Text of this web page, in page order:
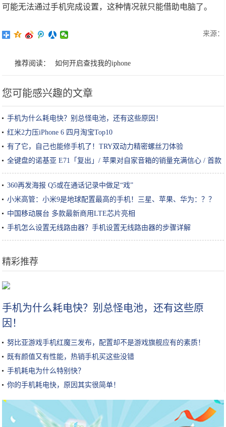
可能无法通过手机完成设置，这种情况就只能借助电脑了。
来源：
推荐阅读： 如何开启查找我的iphone
您可能感兴趣的文章
手机为什么耗电快？别总怪电池，还有这些原因！
红米2力压iPhone 6 四月淘宝Top10
有了它，自己也能修手机了！TRY双动力精密螺丝刀体验
全键盘的诺基亚 E71「复出」/ 苹果对自家音箱的销量充满信心 / 首款
眉毛操控游戏推出｜灵感早读
360再发海报 Q5或在通话记录中做足“戏”
小米高管：小米9是地球配置最高的手机！三星、苹果、华为：？？
中国移动展台 多款最新商用LTE芯片亮相
手机怎么设置无线路由器？手机设置无线路由器的步骤详解
精彩推荐
手机为什么耗电快？别总怪电池，还有这些原
因！
努比亚游戏手机红魔三发布，配置却不是游戏旗舰应有的素质！
既有颜值又有性能，热销手机买这些没错
手机耗电为什么特别快？
你的手机耗电快，原因其实很简单！